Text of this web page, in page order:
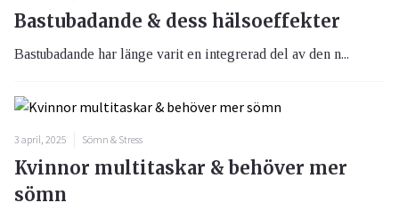
Bastubadande & dess hälsoeffekter
Bastubadande har länge varit en integrerad del av den n...
3 april, 2025 Sömn & Stress
Kvinnor multitaskar & behöver mer
sömn